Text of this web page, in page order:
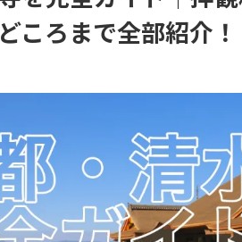
ころまで全部紹介！